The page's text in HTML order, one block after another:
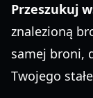
Przeszukuj
znalezioną
samej broni,
Twojego